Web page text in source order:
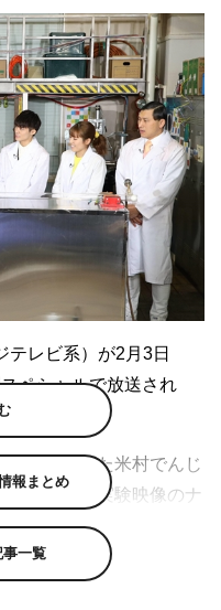
テレビ系）が2月3日
ペシャルで放送され
露してきた米村でんじ
ちから届く実験映像のナ
イエンスバラエティ。で
爆笑実験VTR」に加え、
恭が番組を進行、春日俊
報まとめ
事一覧